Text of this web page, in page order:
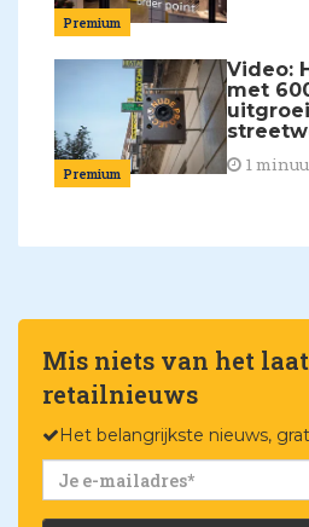
Premium
Premium
Video:
met
1
Mis niets van het
retailnieuws
Het belangrijkste nieuws,